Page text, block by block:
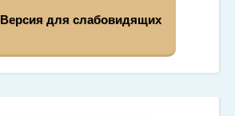
Версия для слабовидящих